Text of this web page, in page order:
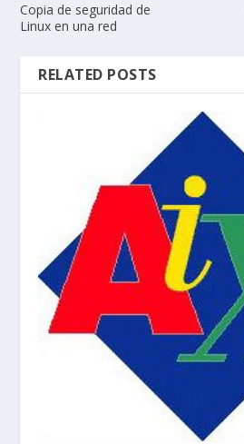
Copia de seguridad de
Linux en una red
RELATED POSTS